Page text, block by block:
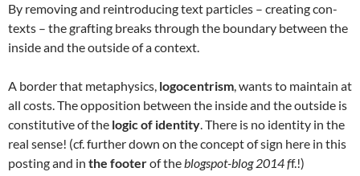
By removing and reintroducing text particles – creating con-
texts – the grafting breaks through the boundary between the
inside and the outside of a context.
A border that metaphysics, logocentrism, wants to maintain at
all costs. The opposition between the inside and the outside is
constitutive of the logic of identity. There is no identity in the
real sense! (cf. further down on the concept of sign here in this
posting and in the footerof theblogspot-blog 2014 ff.!)